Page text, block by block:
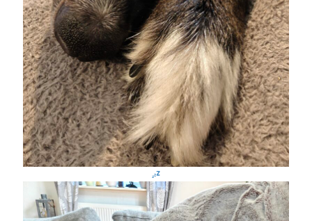
Senaste kommentarerna
EllenomVINST!!!
CamillaomVINST!!!
EllenomJOSEF
EllenomSPAM
CamillaomSPAM
juli 2026
M T O T F L
S